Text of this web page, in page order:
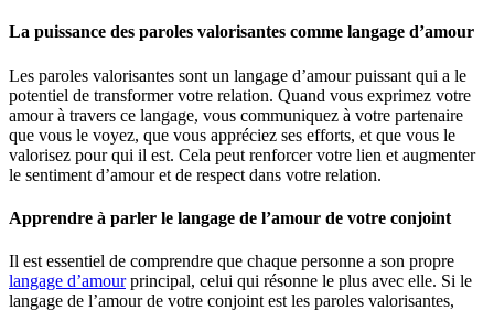
La puissance des paroles valorisantes comme langage d’amour
Les paroles valorisantes sont un langage d’amour puissant qui a le
potentiel de transformer votre relation. Quand vous exprimez votre
amour à travers ce langage, vous communiquez à votre partenaire
que vous le voyez, que vous appréciez ses efforts, et que vous le
valorisez pour qui il est. Cela peut renforcer votre lien et augmenter
le sentiment d’amour et de respect dans votre relation.
Apprendre à parler le langage de l’amour de votre conjoint
Il est essentiel de comprendre que chaque personne a son propre
langage d’amourprincipal, celui qui résonne le plus avec elle. Si le
langage de l’amour de votre conjoint est les paroles valorisantes,